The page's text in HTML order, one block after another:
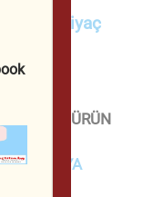
temel ihtiyaç
TOPTAN ÜRÜN
ileBURAYA